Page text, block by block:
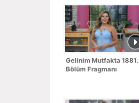
Gelinim Mutfakta 1881.
Bölüm Fragmanı